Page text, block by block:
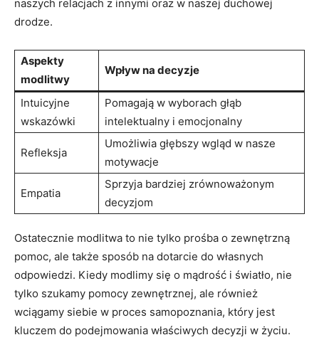
naszych relacjach z innymi oraz w naszej duchowej
drodze.
Aspekty
modlitwy
Wpływ na decyzje
Intuicyjne
wskazówki
Pomagają w wyborach głąb
intelektualny i ⁣emocjonalny
Refleksja
Umożliwia głębszy wgląd w nasze
motywacje
Empatia
Sprzyja bardziej zrównoważonym
decyzjom
Ostatecznie modlitwa⁢ to nie tylko prośba o zewnętrzną
pomoc, ale także sposób na dotarcie do własnych ​
odpowiedzi. Kiedy modlimy‌ się o mądrość i ‌światło, ⁤nie
tylko szukamy pomocy zewnętrznej, ale również
wciągamy siebie w proces samopoznania, który jest
kluczem do podejmowania właściwych decyzji w życiu.